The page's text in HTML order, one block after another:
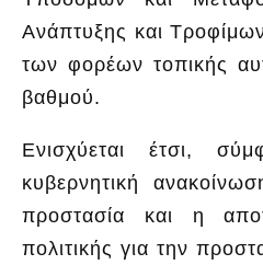
Ανάπτυξης και
των φορέων τοπικής
βαθμού.
Ενισχύεται έτσι,
κυβερνητική
προστασία και η
πολιτικής για την